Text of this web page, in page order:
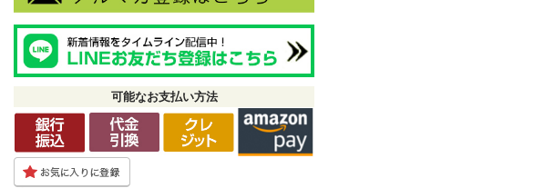
可能なお支払い方法